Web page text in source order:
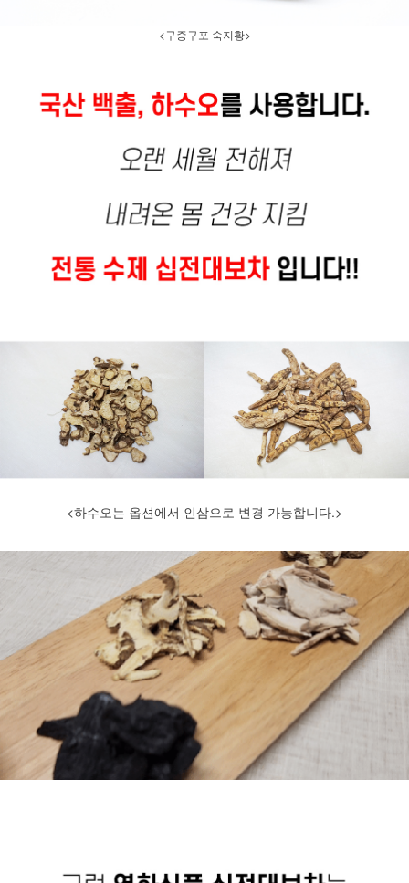
<구증구포 숙지황>
<하수오는 옵션에서 인삼으로 변경 가능합니다.>